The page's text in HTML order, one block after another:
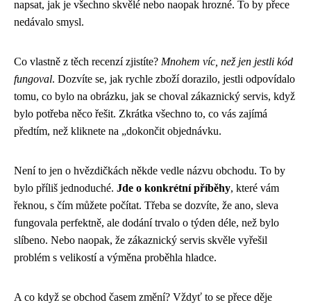
napsat, jak je všechno skvělé nebo naopak hrozné. To by přece
nedávalo smysl.
Co vlastně z těch recenzí zjistíte? Mnohem víc, než jen jestli kód
fungoval. Dozvíte se, jak rychle zboží dorazilo, jestli odpovídalo
tomu, co bylo na obrázku, jak se choval zákaznický servis, když
bylo potřeba něco řešit. Zkrátka všechno to, co vás zajímá
předtím, než kliknete na „dokončit objednávku.
Není to jen o hvězdičkách někde vedle názvu obchodu. To by
bylo příliš jednoduché. Jde o konkrétní příběhy, které vám
řeknou, s čím můžete počítat. Třeba se dozvíte, že ano, sleva
fungovala perfektně, ale dodání trvalo o týden déle, než bylo
slíbeno. Nebo naopak, že zákaznický servis skvěle vyřešil
problém s velikostí a výměna proběhla hladce.
A co když se obchod časem změní? Vždyť to se přece děje